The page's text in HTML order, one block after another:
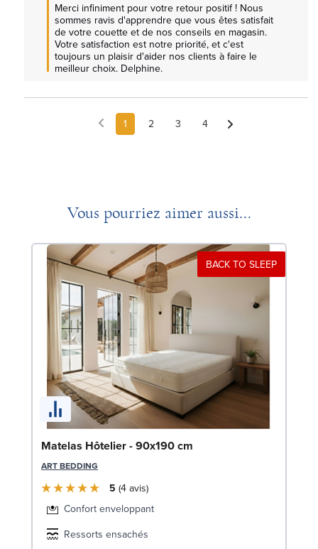
Merci infiniment pour votre retour positif ! Nous
sommes ravis d'apprendre que vous êtes satisfait
de votre couette et de nos conseils en magasin.
Votre satisfaction est notre priorité, et c'est
toujours un plaisir d'aider nos clients à faire le
meilleur choix. Delphine.
1 2 3 4
Vous pourriez aimer aussi...
BACK TO SLEEP
Matelas Hôtelier - 90x190 cm
ART BEDDING
5 4 avis
Confort enveloppant
Ressorts ensachés